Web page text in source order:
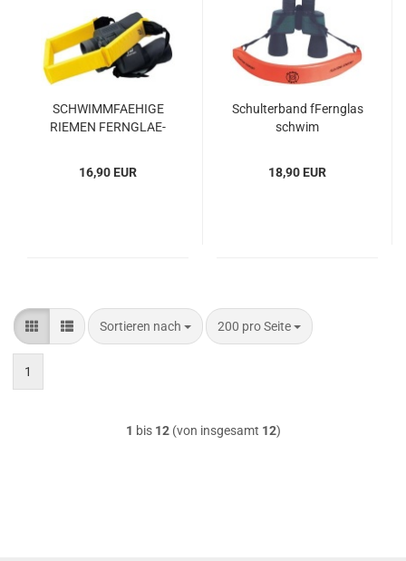
SCHWIMM­FA­E­HI­GE
RIE­MEN FERN­GLA­E­
16,90 EUR
Schul­ter­band fFern­glas
schwim
18,90 EUR
Sortieren nach
Sortieren nach 200 pro Seite
pro Seite
1
1 bis 12(von insgesamt 12)